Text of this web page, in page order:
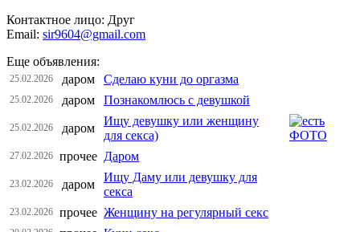
Контактное лицо: Друг
Email: sir9604@gmail.com
Еще объявления:
25.02.2026 даром Сделаю куни до оргазма
25.02.2026 даром Познакомлюсь с девушкой
25.02.2026 даром
Ищу девушку или женщину
для секса)
27.02.2026 прочее Даром
23.02.2026 даром
Ищу Даму или девушку для
секса
23.02.2026 прочее Женщину на регулярный секс